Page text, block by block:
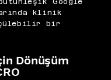
Google
klinik
bir
Dönüşüm